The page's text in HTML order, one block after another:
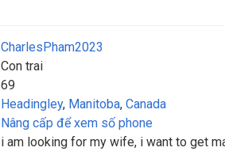
CharlesPham2023
Con trai
69
Headingley, Manitoba, Canada
Nâng cấp để xem số phone
i am looking for my wife, i want to get